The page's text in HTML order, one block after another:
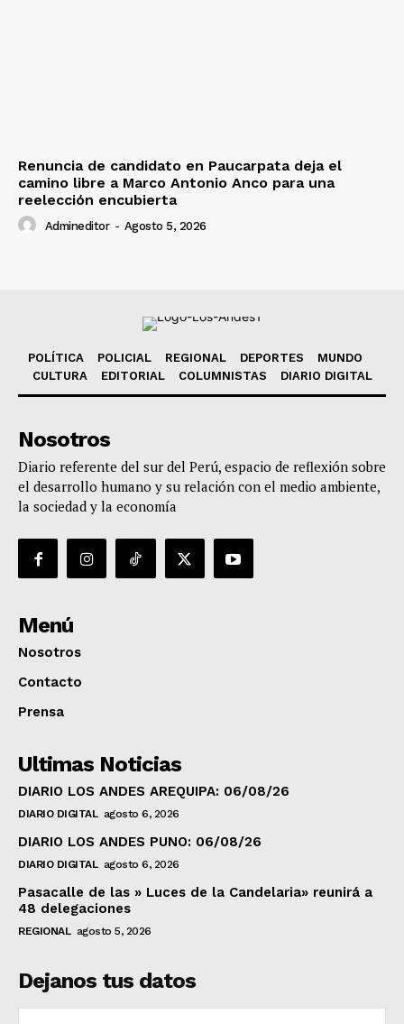
Renuncia de candidato en Paucarpata deja el
camino libre a Marco Antonio Anco para una
reelección encubierta
Admineditor - Agosto 5, 2026
POLÍTICA POLICIAL REGIONAL DEPORTES
MUNDO
CULTURA
EDITORIAL COLUMNISTAS DIARIO DIGITAL
Nosotros
Diario referente del sur del Perú, espacio de reflexión sobre
el desarrollo humano y su relación con el medio ambiente,
la sociedad y la economía
Menú
Nosotros
Contacto
Prensa
Ultimas Noticias
DIARIO LOS ANDES AREQUIPA: 06/08/26
DIARIO DIGITAL agosto 6, 2026
DIARIO LOS ANDES PUNO: 06/08/26
DIARIO DIGITAL agosto 6, 2026
Pasacalle de las » Luces de la Candelaria» reunirá a
48 delegaciones
REGIONAL agosto 5, 2026
Dejanos tus datos